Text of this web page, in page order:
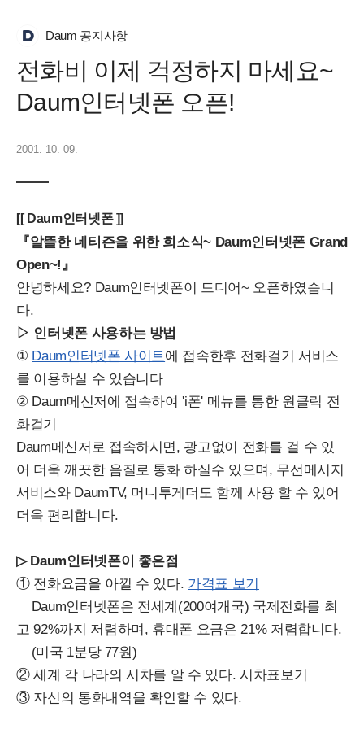
Daum 공지사항
전화비 이제 걱정하지 마세요~
Daum인터넷폰 오픈!
2001. 10. 09.
[[ Daum인터넷폰 ]]
『알뜰한 네티즌을 위한 희소식~ Daum인터넷폰 Grand
Open~!』
안녕하세요? Daum인터넷폰이 드디어~ 오픈하였습니
다.
▷ 인터넷폰 사용하는 방법
① Daum인터넷폰 사이트에 접속한후 전화걸기 서비스
를 이용하실 수 있습니다
② Daum메신저에 접속하여 'i폰' 메뉴를 통한 원클릭 전
화걸기
Daum메신저로 접속하시면, 광고없이 전화를 걸 수 있
어 더욱 깨끗한 음질로 통화 하실수 있으며, 무선메시지
서비스와 DaumTV, 머니투게더도 함께 사용 할 수 있어
더욱 편리합니다.
▷ Daum인터넷폰이 좋은점
① 전화요금을 아낄 수 있다. 가격표 보기
Daum인터넷폰은 전세계(200여개국) 국제전화를 최
고 92%까지 저렴하며, 휴대폰 요금은 21% 저렴합니다.
(미국 1분당 77원)
② 세계 각 나라의 시차를 알 수 있다. 시차표보기
③ 자신의 통화내역을 확인할 수 있다.